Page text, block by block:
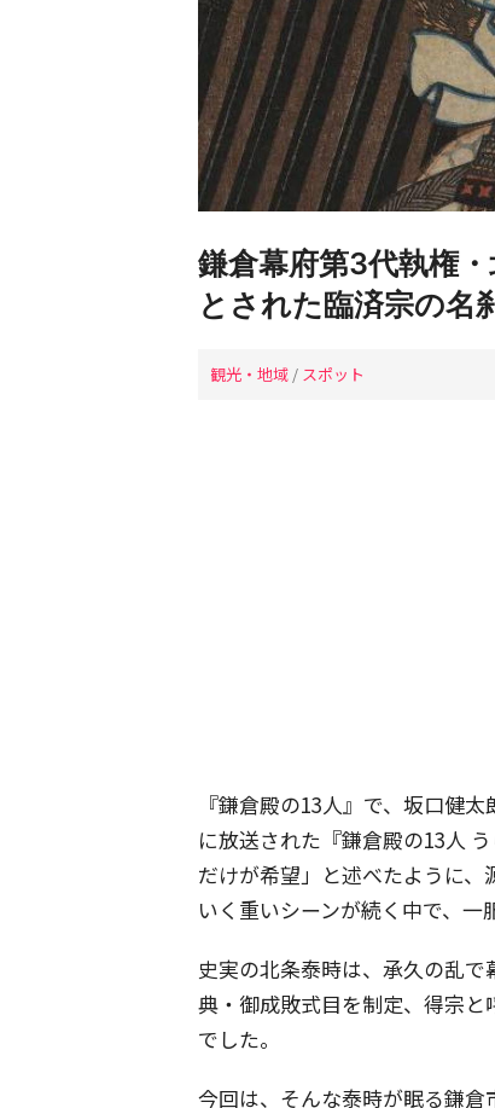
鎌倉幕府第3代執権
とされた臨済宗の名
観光・地域 / スポット
『鎌倉殿の13人』で、坂口健
に放送された『鎌倉殿の13人
だけが希望」と述べたように
いく重いシーンが続く中で、一
史実の北条泰時は、承久の乱
典・御成敗式目を制定、得宗
でした。
今回は、そんな泰時が眠る鎌倉